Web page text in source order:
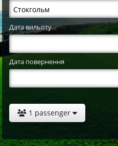
Дата вильоту
Дата повернення
1 passenger